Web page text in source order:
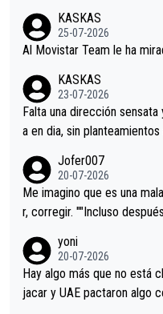
KASKAS
25-07-2026
Al Movistar Team le ha
KASKAS
23-07-2026
Falta una dirección
a en dia, sin
Minguez, Velez etc etc.Me
tristes sin victorias.
Jofer007
20-07-2026
Me imagino que es una
r, corregir. ""Incluso
permaneció pegado a su
a que era capaz de
yoni
20-07-2026
Hay algo más que no está
jacar y UAE pactaron algo